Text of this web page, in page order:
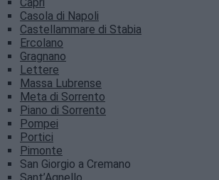
Capri
Casola di Napoli
Castellammare di Stabia
Ercolano
Gragnano
Lettere
Massa Lubrense
Meta di Sorrento
Piano di Sorrento
Pompei
Portici
Pimonte
San Giorgio a Cremano